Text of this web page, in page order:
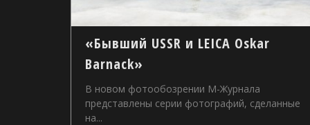
«Бывший USSR и LEICA Oskar
Barnack»
В новом фотообозрении М-Журнала
представлены серии фотографий, сделанные
на...